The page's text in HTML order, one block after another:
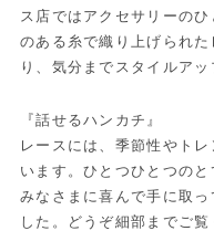
ス店ではアクセサリーの
のある糸で織り上げられ
り、気分までスタイルアッ
『話せるハンカチ』
レースには、季節性やト
います。ひとつひとつの
みなさまに喜んで手に取
した。どうぞ細部までご